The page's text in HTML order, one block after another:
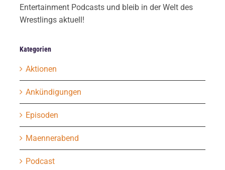
Entertainment Podcasts und bleib in der Welt des
Wrestlings aktuell!
Kategorien
Aktionen
Ankündigungen
Episoden
Maennerabend
Podcast